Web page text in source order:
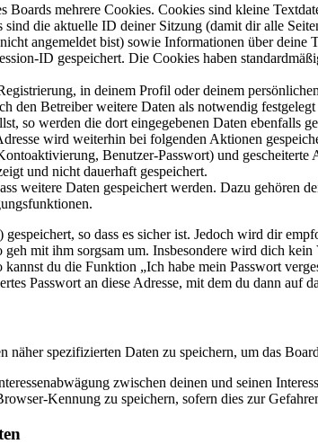
mehrere Cookies. Cookies sind kleine
die aktuelle ID deiner Sitzung (damit dir alle
angemeldet bist) sowie Informationen über
ID gespeichert. Die Cookies haben
in deinem Profil oder deinem
den Betreiber weitere Daten als notwendig
so werden die dort eingegebenen Daten ebenfalls
wird weiterhin bei folgenden Aktionen
Benutzer-Passwort) und
und nicht dauerhaft gespeichert.
weitere Daten gespeichert werden. Dazu gehören
so dass es sicher ist. Jedoch wird dir
mit ihm sorgsam um. Insbesondere wird dich
du die Funktion „Ich habe mein Passwort
Passwort an diese Adresse, mit dem du dann auf
näher spezifizierten Daten zu speichern, um das
zwischen deinen und seinen
Kennung zu speichern, sofern dies zur